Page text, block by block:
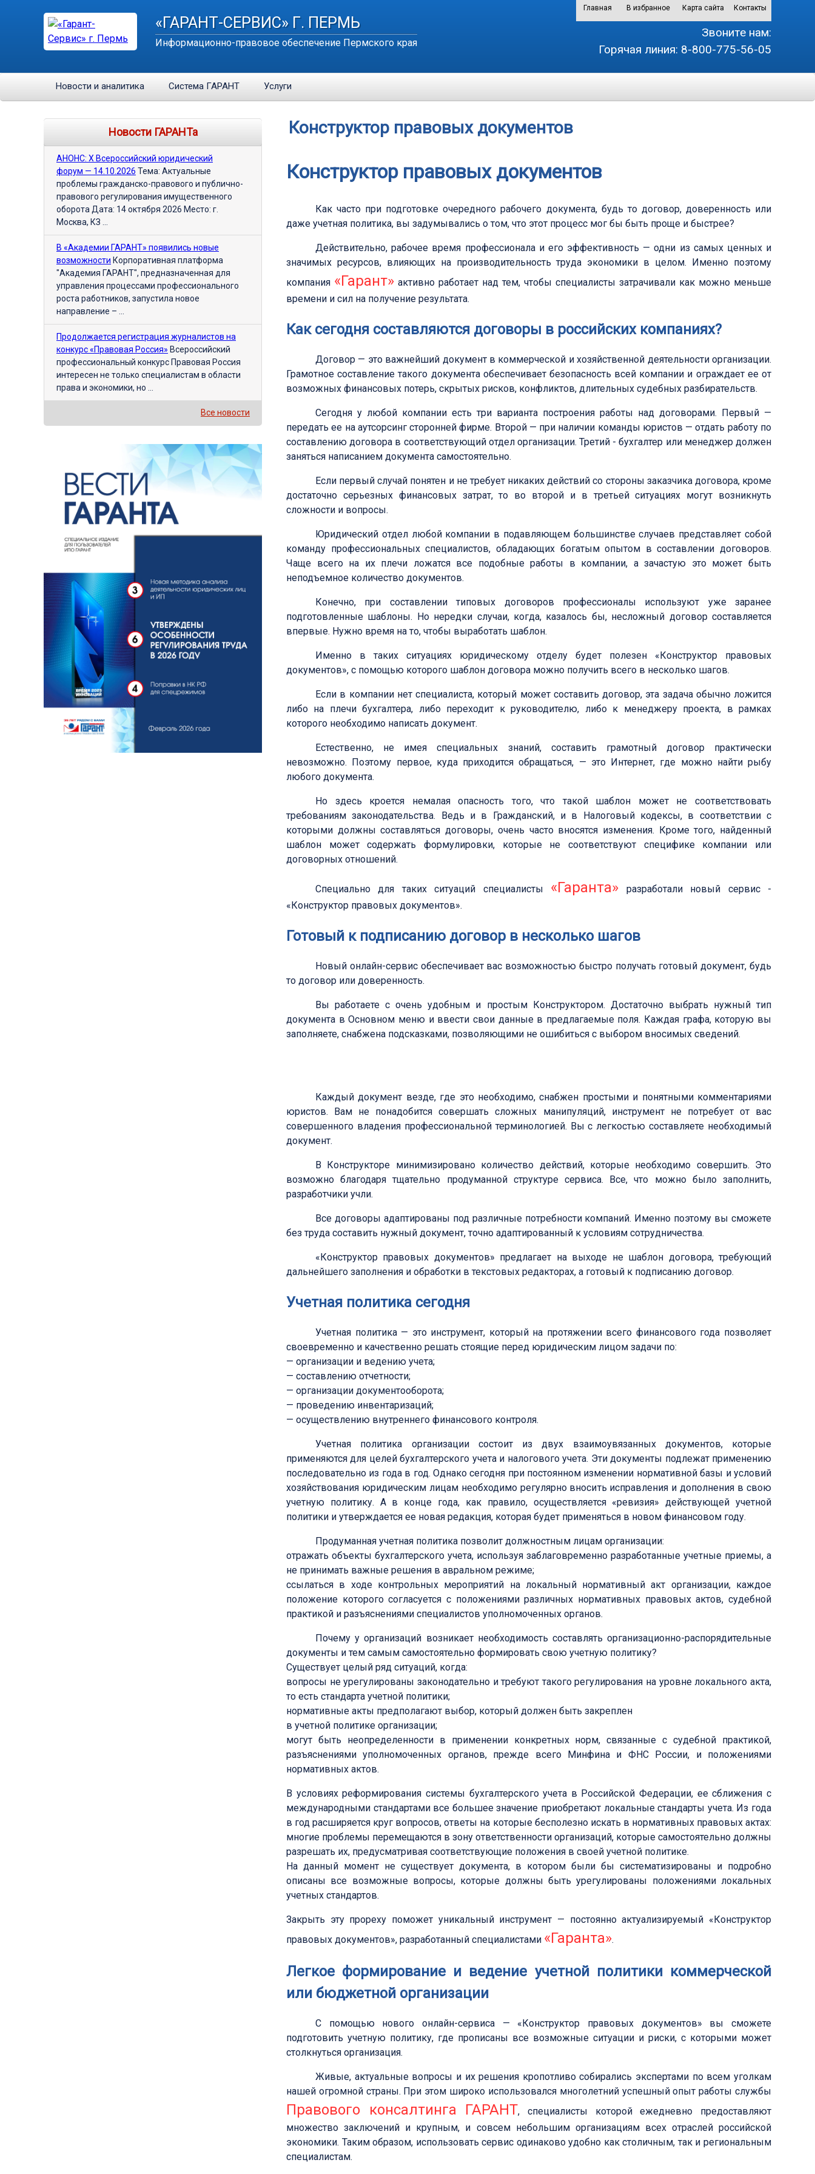
«ГАРАНТ-СЕРВИС» Г. ПЕРМЬ
Информационно-правовое обеспечение Пермского края
Главная В избранное Карта сайта Контакты
Звоните нам:
Горячая линия: 8-800-775-56-05
Новости и аналитика Система ГАРАНТ Услуги
Конструктор правовых документов
Конструктор правовых документов
Как часто при подготовке очередного рабочего документа, будь то договор, доверенность или
даже учетная политика, вы задумывались о том, что этот процесс мог бы быть проще и быстрее?
Действительно, рабочее время профессионала и его эффективность — одни из самых ценных и
значимых ресурсов, влияющих на производительность труда экономики в целом. Именно поэтому
компания «Гарант» активно работает над тем, чтобы специалисты затрачивали как можно меньше
времени и сил на получение результата.
Как сегодня составляются договоры в российских компаниях?
Договор — это важнейший документ в коммерческой и хозяйственной деятельности организации.
Грамотное составление такого документа обеспечивает безопасность всей компании и ограждает ее от
возможных финансовых потерь, скрытых рисков, конфликтов, длительных судебных разбирательств.
Сегодня у любой компании есть три варианта построения работы над договорами. Первый —
передать ее на аутсорсинг сторонней фирме. Второй — при наличии команды юристов — отдать работу по
составлению договора в соответствующий отдел организации. Третий - бухгалтер или менеджер должен
заняться написанием документа самостоятельно.
Если первый случай понятен и не требует никаких действий со стороны заказчика договора, кроме
достаточно серьезных финансовых затрат, то во второй и в третьей ситуациях могут возникнуть
сложности и вопросы.
Юридический отдел любой компании в подавляющем большинстве случаев представляет собой
команду профессиональных специалистов, обладающих богатым опытом в составлении договоров.
Чаще всего на их плечи ложатся все подобные работы в компании, а зачастую это может быть
неподъемное количество документов.
Конечно, при составлении типовых договоров профессионалы используют уже заранее
подготовленные шаблоны. Но нередки случаи, когда, казалось бы, несложный договор составляется
впервые. Нужно время на то, чтобы выработать шаблон.
Именно в таких ситуациях юридическому отделу будет полезен «Конструктор правовых
документов», с помощью которого шаблон договора можно получить всего в несколько шагов.
Если в компании нет специалиста, который может составить договор, эта задача обычно ложится
либо на плечи бухгалтера, либо переходит к руководителю, либо к менеджеру проекта, в рамках
которого необходимо написать документ.
Естественно, не имея специальных знаний, составить грамотный договор практически
невозможно. Поэтому первое, куда приходится обращаться, — это Интернет, где можно найти рыбу
любого документа.
Но здесь кроется немалая опасность того, что такой шаблон может не соответствовать
требованиям законодательства. Ведь и в Гражданский, и в Налоговый кодексы, в соответствии с
которыми должны составляться договоры, очень часто вносятся изменения. Кроме того, найденный
шаблон может содержать формулировки, которые не соответствуют специфике компании или
договорных отношений.
Специально для таких ситуаций специалисты «Гаранта» разработали новый сервис -
«Конструктор правовых документов».
Готовый к подписанию договор в несколько шагов
Новый онлайн-сервис обеспечивает вас возможностью быстро получать готовый документ, будь
то договор или доверенность.
Вы работаете с очень удобным и простым Конструктором. Достаточно выбрать нужный тип
документа в Основном меню и ввести свои данные в предлагаемые поля. Каждая графа, которую вы
заполняете, снабжена подсказками, позволяющими не ошибиться с выбором вносимых сведений.
Каждый документ везде, где это необходимо, снабжен простыми и понятными комментариями
юристов. Вам не понадобится совершать сложных манипуляций, инструмент не потребует от вас
совершенного владения профессиональной терминологией. Вы с легкостью составляете необходимый
документ.
В Конструкторе минимизировано количество действий, которые необходимо совершить. Это
возможно благодаря тщательно продуманной структуре сервиса. Все, что можно было заполнить,
разработчики учли.
Все договоры адаптированы под различные потребности компаний. Именно поэтому вы сможете
без труда составить нужный документ, точно адаптированный к условиям сотрудничества.
«Конструктор правовых документов» предлагает на выходе не шаблон договора, требующий
дальнейшего заполнения и обработки в текстовых редакторах, а готовый к подписанию договор.
Учетная политика сегодня
Учетная политика — это инструмент, который на протяжении всего финансового года позволяет
своевременно и качественно решать стоящие перед юридическим лицом задачи по:
— организации и ведению учета;
— составлению отчетности;
— организации документооборота;
— проведению инвентаризаций;
— осуществлению внутреннего финансового контроля.
Учетная политика организации состоит из двух взаимоувязанных документов, которые
применяются для целей бухгалтерского учета и налогового учета. Эти документы подлежат применению
последовательно из года в год. Однако сегодня при постоянном изменении нормативной базы и условий
хозяйствования юридическим лицам необходимо регулярно вносить исправления и дополнения в свою
учетную политику. А в конце года, как правило, осуществляется «ревизия» действующей учетной
политики и утверждается ее новая редакция, которая будет применяться в новом финансовом году.
Продуманная учетная политика позволит должностным лицам организации:
отражать объекты бухгалтерского учета, используя заблаговременно разработанные учетные приемы, а
не принимать важные решения в авральном режиме;
ссылаться в ходе контрольных мероприятий на локальный нормативный акт организации, каждое
положение которого согласуется с положениями различных нормативных правовых актов, судебной
практикой и разъяснениями специалистов уполномоченных органов.
Почему у организаций возникает необходимость составлять организационно-распорядительные
документы и тем самым самостоятельно формировать свою учетную политику?
Существует целый ряд ситуаций, когда:
вопросы не урегулированы законодательно и требуют такого регулирования на уровне локального акта,
то есть стандарта учетной политики;
нормативные акты предполагают выбор, который должен быть закреплен
в учетной политике организации;
могут быть неопределенности в применении конкретных норм, связанные с судебной практикой,
разъяснениями уполномоченных органов, прежде всего Минфина и ФНС России, и положениями
нормативных актов.
В условиях реформирования системы бухгалтерского учета в Российской Федерации, ее сближения с
международными стандартами все большее значение приобретают локальные стандарты учета. Из года
в год расширяется круг вопросов, ответы на которые бесполезно искать в нормативных правовых актах:
многие проблемы перемещаются в зону ответственности организаций, которые самостоятельно должны
разрешать их, предусматривая соответствующие положения в своей учетной политике.
На данный момент не существует документа, в котором были бы систематизированы и подробно
описаны все возможные вопросы, которые должны быть урегулированы положениями локальных
учетных стандартов.
Закрыть эту прореху поможет уникальный инструмент — постоянно актуализируемый «Конструктор
правовых документов», разработанный специалистами «Гаранта».
Легкое формирование и ведение учетной политики коммерческой
или бюджетной организации
С помощью нового онлайн-сервиса — «Конструктор правовых документов» вы сможете
подготовить учетную политику, где прописаны все возможные ситуации и риски, с которыми может
столкнуться организация.
Живые, актуальные вопросы и их решения кропотливо собирались экспертами по всем уголкам
нашей огромной страны. При этом широко использовался многолетний успешный опыт работы службы
Правового консалтинга ГАРАНТ, специалисты которой ежедневно предоставляют
множество заключений и крупным, и совсем небольшим организациям всех отраслей российской
экономики. Таким образом, использовать сервис одинаково удобно как столичным, так и региональным
специалистам.
Новости ГАРАНТа
АНОНС: Х Всероссийский юридический
форум — 14.10.2026 Тема: Актуальные
проблемы гражданско-правового и публично-
правового регулирования имущественного
оборота Дата: 14 октября 2026 Место: г.
Москва, КЗ ...
В «Академии ГАРАНТ» появились новые
возможности Корпоративная платформа
"Академия ГАРАНТ", предназначенная для
управления процессами профессионального
роста работников, запустила новое
направление – ...
Продолжается регистрация журналистов на
конкурс «Правовая Россия» Всероссийский
профессиональный конкурс Правовая Россия
интересен не только специалистам в области
права и экономики, но ...
Все новости